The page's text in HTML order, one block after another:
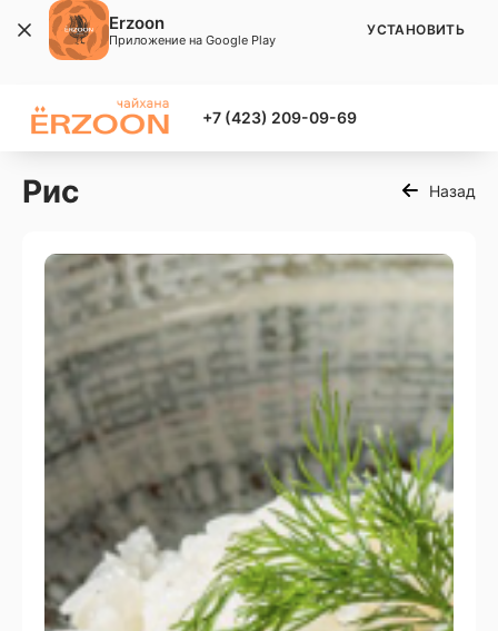
+7 (423) 209-09-69
Рис Назад
Erzoon
Приложение на Google Play
УСТАНОВИТЬ